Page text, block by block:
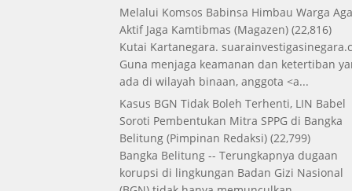
Melalui Komsos Babinsa Himbau Warga
Aktif Jaga Kamtibmas (Magazen) (22,816)
Kutai Kartanegara.
Guna menjaga keamanan dan ketertiban
ada di wilayah binaan, anggota <a...
Kasus BGN Tidak Boleh Terhenti, LIN Babel
Soroti Pembentukan Mitra SPPG di Bangka
Belitung (Pimpinan Redaksi) (22,799)
Bangka Belitung -- Terungkapnya dugaan
korupsi di lingkungan Badan Gizi Nasional